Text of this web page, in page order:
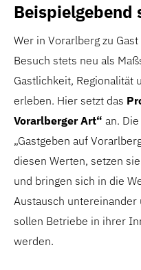
Beispielgebend
Wer in Vorarlberg zu
Besuch stets neu als
Gastlichkeit, Regionalität
erleben. Hier setzt das
Vorarlberger Art“ an.
„Gastgeben auf
diesen Werten, setzen
und bringen sich in die
Austausch
sollen Betriebe in ihrer
werden.